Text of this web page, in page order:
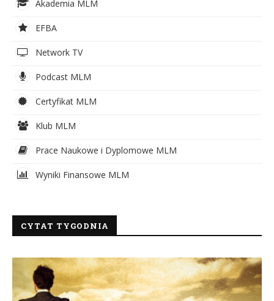
Akademia MLM
EFBA
Network TV
Podcast MLM
Certyfikat MLM
Klub MLM
Prace Naukowe i Dyplomowe MLM
Wyniki Finansowe MLM
CYTAT TYGODNIA